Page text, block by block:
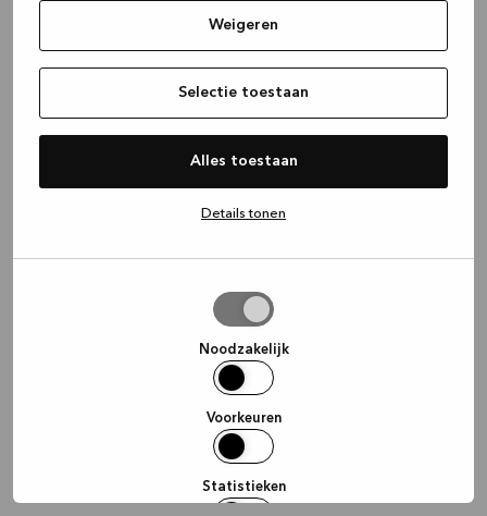
Weigeren
Selectie toestaan
Alles toestaan
Details tonen
Noodzakelijk
Voorkeuren
Statistieken
(see the browser console for more
information).